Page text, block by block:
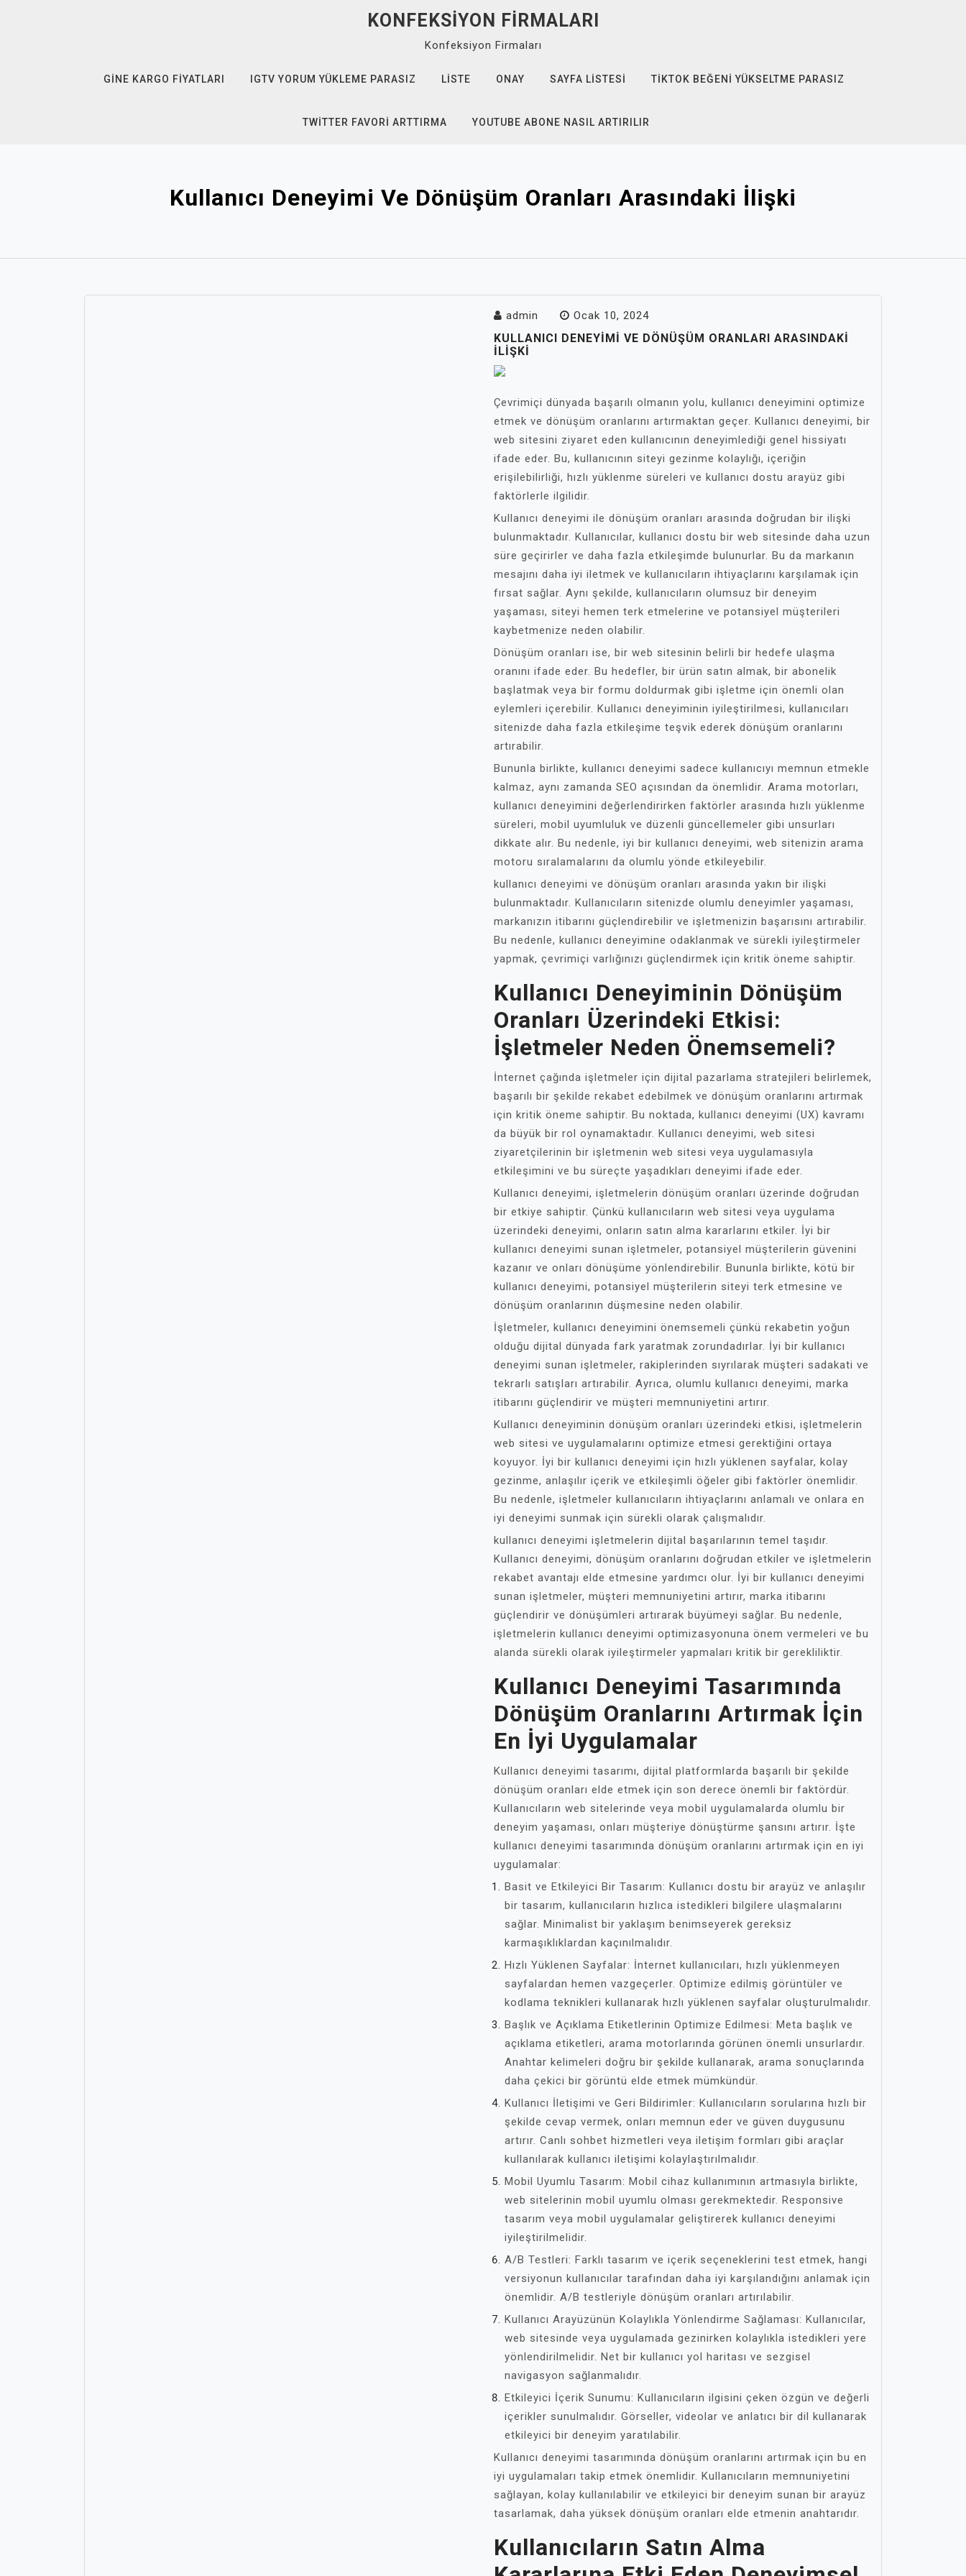
KONFEKSIYON FIRMALARI
Konfeksiyon Firmaları
GINE KARGO FIYATLARI IGTV YORUM YÜKLEME PARASIZ LISTE ONAY SAYFA LISTESI TIKTOK BEĞENI YÜKSELTME PARASIZ
TWITTER FAVORI ARTTIRMA YOUTUBE ABONE NASIL ARTIRILIR
Kullanıcı Deneyimi Ve Dönüşüm Oranları Arasındaki İlişki
admin Ocak 10, 2024
KULLANICI DENEYIMI VE DÖNÜŞÜM ORANLARI ARASINDAKI
İLIŞKI
Çevrimiçi dünyada başarılı olmanın yolu, kullanıcı deneyimini optimize
etmek ve dönüşüm oranlarını artırmaktan geçer. Kullanıcı deneyimi, bir
web sitesini ziyaret eden kullanıcının deneyimlediği genel hissiyatı
ifade eder. Bu, kullanıcının siteyi gezinme kolaylığı, içeriğin
erişilebilirliği, hızlı yüklenme süreleri ve kullanıcı dostu arayüz gibi
faktörlerle ilgilidir.
Kullanıcı deneyimi ile dönüşüm oranları arasında doğrudan bir ilişki
bulunmaktadır. Kullanıcılar, kullanıcı dostu bir web sitesinde daha uzun
süre geçirirler ve daha fazla etkileşimde bulunurlar. Bu da markanın
mesajını daha iyi iletmek ve kullanıcıların ihtiyaçlarını karşılamak için
fırsat sağlar. Aynı şekilde, kullanıcıların olumsuz bir deneyim
yaşaması, siteyi hemen terk etmelerine ve potansiyel müşterileri
kaybetmenize neden olabilir.
Dönüşüm oranları ise, bir web sitesinin belirli bir hedefe ulaşma
oranını ifade eder. Bu hedefler, bir ürün satın almak, bir abonelik
başlatmak veya bir formu doldurmak gibi işletme için önemli olan
eylemleri içerebilir. Kullanıcı deneyiminin iyileştirilmesi, kullanıcıları
sitenizde daha fazla etkileşime teşvik ederek dönüşüm oranlarını
artırabilir.
Bununla birlikte, kullanıcı deneyimi sadece kullanıcıyı memnun etmekle
kalmaz, aynı zamanda SEO açısından da önemlidir. Arama motorları,
kullanıcı deneyimini değerlendirirken faktörler arasında hızlı yüklenme
süreleri, mobil uyumluluk ve düzenli güncellemeler gibi unsurları
dikkate alır. Bu nedenle, iyi bir kullanıcı deneyimi, web sitenizin arama
motoru sıralamalarını da olumlu yönde etkileyebilir.
kullanıcı deneyimi ve dönüşüm oranları arasında yakın bir ilişki
bulunmaktadır. Kullanıcıların sitenizde olumlu deneyimler yaşaması,
markanızın itibarını güçlendirebilir ve işletmenizin başarısını artırabilir.
Bu nedenle, kullanıcı deneyimine odaklanmak ve sürekli iyileştirmeler
yapmak, çevrimiçi varlığınızı güçlendirmek için kritik öneme sahiptir.
Kullanıcı Deneyiminin Dönüşüm
Oranları Üzerindeki Etkisi:
İşletmeler Neden Önemsemeli?
İnternet çağında işletmeler için dijital pazarlama stratejileri belirlemek,
başarılı bir şekilde rekabet edebilmek ve dönüşüm oranlarını artırmak
için kritik öneme sahiptir. Bu noktada, kullanıcı deneyimi (UX) kavramı
da büyük bir rol oynamaktadır. Kullanıcı deneyimi, web sitesi
ziyaretçilerinin bir işletmenin web sitesi veya uygulamasıyla
etkileşimini ve bu süreçte yaşadıkları deneyimi ifade eder.
Kullanıcı deneyimi, işletmelerin dönüşüm oranları üzerinde doğrudan
bir etkiye sahiptir. Çünkü kullanıcıların web sitesi veya uygulama
üzerindeki deneyimi, onların satın alma kararlarını etkiler. İyi bir
kullanıcı deneyimi sunan işletmeler, potansiyel müşterilerin güvenini
kazanır ve onları dönüşüme yönlendirebilir. Bununla birlikte, kötü bir
kullanıcı deneyimi, potansiyel müşterilerin siteyi terk etmesine ve
dönüşüm oranlarının düşmesine neden olabilir.
İşletmeler, kullanıcı deneyimini önemsemeli çünkü rekabetin yoğun
olduğu dijital dünyada fark yaratmak zorundadırlar. İyi bir kullanıcı
deneyimi sunan işletmeler, rakiplerinden sıyrılarak müşteri sadakati ve
tekrarlı satışları artırabilir. Ayrıca, olumlu kullanıcı deneyimi, marka
itibarını güçlendirir ve müşteri memnuniyetini artırır.
Kullanıcı deneyiminin dönüşüm oranları üzerindeki etkisi, işletmelerin
web sitesi ve uygulamalarını optimize etmesi gerektiğini ortaya
koyuyor. İyi bir kullanıcı deneyimi için hızlı yüklenen sayfalar, kolay
gezinme, anlaşılır içerik ve etkileşimli öğeler gibi faktörler önemlidir.
Bu nedenle, işletmeler kullanıcıların ihtiyaçlarını anlamalı ve onlara en
iyi deneyimi sunmak için sürekli olarak çalışmalıdır.
kullanıcı deneyimi işletmelerin dijital başarılarının temel taşıdır.
Kullanıcı deneyimi, dönüşüm oranlarını doğrudan etkiler ve işletmelerin
rekabet avantajı elde etmesine yardımcı olur. İyi bir kullanıcı deneyimi
sunan işletmeler, müşteri memnuniyetini artırır, marka itibarını
güçlendirir ve dönüşümleri artırarak büyümeyi sağlar. Bu nedenle,
işletmelerin kullanıcı deneyimi optimizasyonuna önem vermeleri ve bu
alanda sürekli olarak iyileştirmeler yapmaları kritik bir gerekliliktir.
Kullanıcı Deneyimi Tasarımında
Dönüşüm Oranlarını Artırmak İçin
En İyi Uygulamalar
Kullanıcı deneyimi tasarımı, dijital platformlarda başarılı bir şekilde
dönüşüm oranları elde etmek için son derece önemli bir faktördür.
Kullanıcıların web sitelerinde veya mobil uygulamalarda olumlu bir
deneyim yaşaması, onları müşteriye dönüştürme şansını artırır. İşte
kullanıcı deneyimi tasarımında dönüşüm oranlarını artırmak için en iyi
uygulamalar:
Basit ve Etkileyici Bir Tasarım: Kullanıcı dostu bir arayüz ve anlaşılır
bir tasarım, kullanıcıların hızlıca istedikleri bilgilere ulaşmalarını
sağlar. Minimalist bir yaklaşım benimseyerek gereksiz
karmaşıklıklardan kaçınılmalıdır.
Hızlı Yüklenen Sayfalar: İnternet kullanıcıları, hızlı yüklenmeyen
sayfalardan hemen vazgeçerler. Optimize edilmiş görüntüler ve
kodlama teknikleri kullanarak hızlı yüklenen sayfalar oluşturulmalıdır.
Başlık ve Açıklama Etiketlerinin Optimize Edilmesi: Meta başlık ve
açıklama etiketleri, arama motorlarında görünen önemli unsurlardır.
Anahtar kelimeleri doğru bir şekilde kullanarak, arama sonuçlarında
daha çekici bir görüntü elde etmek mümkündür.
Kullanıcı İletişimi ve Geri Bildirimler: Kullanıcıların sorularına hızlı bir
şekilde cevap vermek, onları memnun eder ve güven duygusunu
artırır. Canlı sohbet hizmetleri veya iletişim formları gibi araçlar
kullanılarak kullanıcı iletişimi kolaylaştırılmalıdır.
Mobil Uyumlu Tasarım: Mobil cihaz kullanımının artmasıyla birlikte,
web sitelerinin mobil uyumlu olması gerekmektedir. Responsive
tasarım veya mobil uygulamalar geliştirerek kullanıcı deneyimi
iyileştirilmelidir.
A/B Testleri: Farklı tasarım ve içerik seçeneklerini test etmek, hangi
versiyonun kullanıcılar tarafından daha iyi karşılandığını anlamak için
önemlidir. A/B testleriyle dönüşüm oranları artırılabilir.
Kullanıcı Arayüzünün Kolaylıkla Yönlendirme Sağlaması: Kullanıcılar,
web sitesinde veya uygulamada gezinirken kolaylıkla istedikleri yere
yönlendirilmelidir. Net bir kullanıcı yol haritası ve sezgisel
navigasyon sağlanmalıdır.
Etkileyici İçerik Sunumu: Kullanıcıların ilgisini çeken özgün ve değerli
içerikler sunulmalıdır. Görseller, videolar ve anlatıcı bir dil kullanarak
etkileyici bir deneyim yaratılabilir.
Kullanıcı deneyimi tasarımında dönüşüm oranlarını artırmak için bu en
iyi uygulamaları takip etmek önemlidir. Kullanıcıların memnuniyetini
sağlayan, kolay kullanılabilir ve etkileyici bir deneyim sunan bir arayüz
tasarlamak, daha yüksek dönüşüm oranları elde etmenin anahtarıdır.
Kullanıcıların Satın Alma